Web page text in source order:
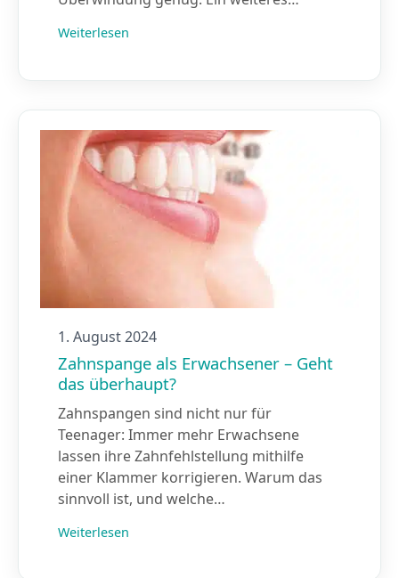
Weiterlesen
1. August 2024
Zahnspange als Erwachsener – Geht
das überhaupt?
Zahnspangen sind nicht nur für
Teenager: Immer mehr Erwachsene
lassen ihre Zahnfehlstellung mithilfe
einer Klammer korrigieren. Warum das
sinnvoll ist, und welche…
Weiterlesen